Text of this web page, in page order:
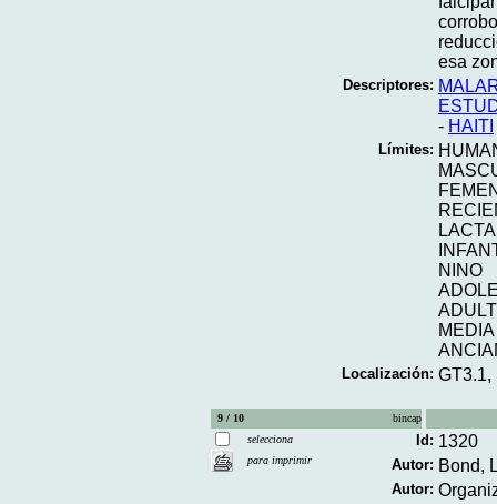
esa
Descriptores:
- HAITI
Límites:
NINO
Localización: GT3.1,
9 / 10
bincap
selecciona
para imprimir
Id: 1320
Autor: Bond,
Autor: